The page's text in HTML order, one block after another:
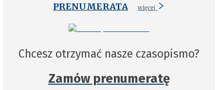
PRENUMERATA więcej
Chcesz otrzymać nasze czasopismo?
Zamów prenumeratę